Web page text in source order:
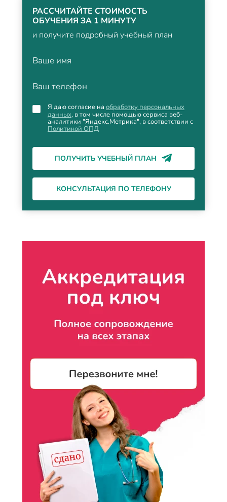
РАССЧИТАЙТЕ СТОИМОСТЬ
ОБУЧЕНИЯ ЗА 1 МИНУТУ
и получите подробный учебный план
Ваше имя
Ваш телефон
Я даю согласие на обработку персональных
данных, в том числе помощью сервиса веб-
аналитики "Яндекс.Метрика", в соответствии с
Политикой ОПД
ПОЛУЧИТЬ УЧЕБНЫЙ ПЛАН
КОНСУЛЬТАЦИЯ ПО ТЕЛЕФОНУ